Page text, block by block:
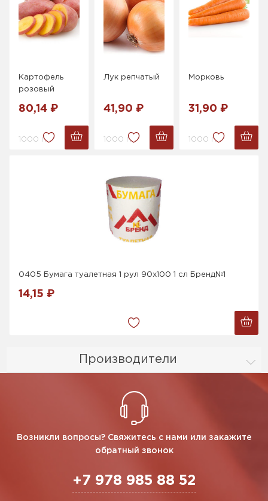
Производители
Картофель
розовый
80,14 ₽
1000 г.
Лук репчатый
41,90 ₽
1000 г.
Морковь
31,90 ₽
1000 г.
0405 Бумага туалетная 1 рул 90х100 1 сл Бренд№1
14,15 ₽
Возникли вопросы? Свяжитесь с нами или закажите
обратный звонок
+7 978 985 88 52